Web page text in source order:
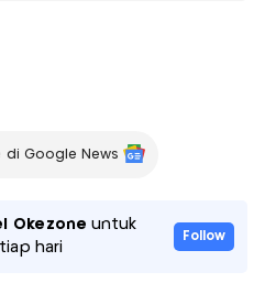
di Google News
Okezone untuk
hari
Follow